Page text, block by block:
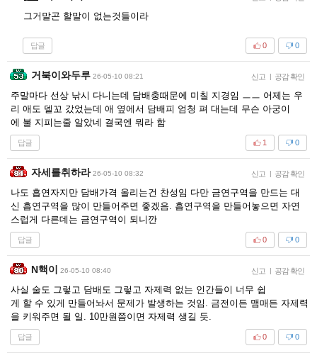
그거말곤 할말이 없는것들이라
답글 0
0
거북이와두루 26-05-10 08:21 신고 | 공감 확인
주말마다 선상 낚시 다니는데 담배충때문에 미칠 지경임 ㅡㅡ 어제는 우
리 애도 델꼬 갔었는데 애 옆에서 담배피 엄청 펴 대는데 무슨 아궁이
에 불 지피는줄 알았네 결국엔 뭐라 함
답글 0
1
자세를취하라 26-05-10 08:32 신고 | 공감 확인
나도 흡연자지만 담배가격 올리는건 찬성임 다만 금연구역을 만드는 대
신 흡연구역을 많이 만들어주면 좋겠음. 흡연구역을 만들어놓으면 자연
스럽게 다른데는 금연구역이 되니깐
답글 0
0
N핵이 26-05-10 08:40 신고 | 공감 확인
사실 술도 그렇고 담배도 그렇고 자제력 없는 인간들이 너무 쉽
게 할 수 있게 만들어놔서 문제가 발생하는 것임. 금전이든 맴매든 자제력
을 키워주면 될 일. 10만원쯤이면 자제력 생길 듯.
답글 0
0